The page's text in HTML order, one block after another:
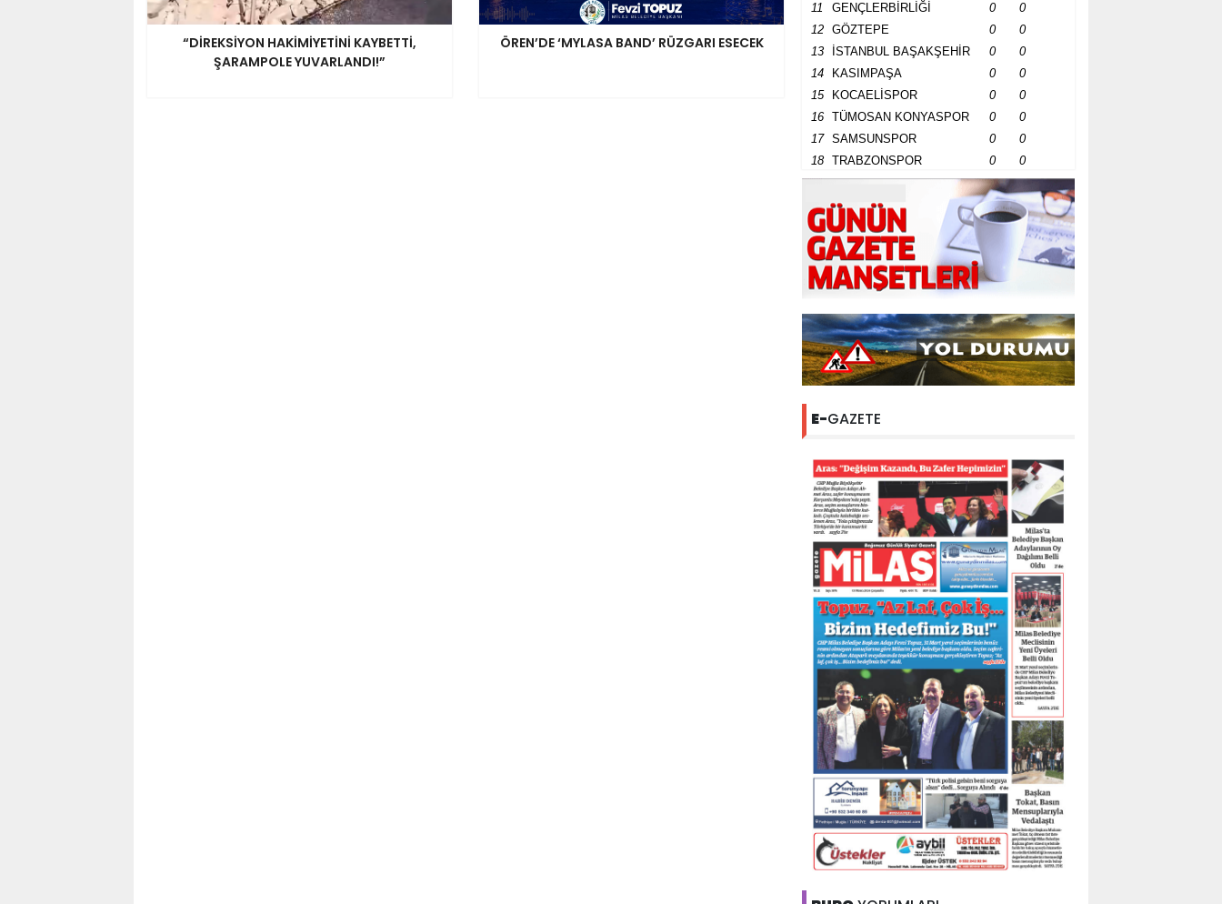
“DİREKSİYON HAKİMİYETİNİ KAYBETTİ,
ŞARAMPOLE YUVARLANDI!”
ÖREN’DE ‘MYLASA BAND’ RÜZGARI ESECEK
11 GENÇLERBİRLİĞİ 0
0
12
GÖZTEPE 0
0
13
İSTANBUL BAŞAKŞEHİR 0
0
14
KASIMPAŞA 0
0
15
KOCAELİSPOR 0
0
16
TÜMOSAN KONYASPOR 0
0
17
SAMSUNSPOR 0
0
18
TRABZONSPOR 0 0
E-GAZETE